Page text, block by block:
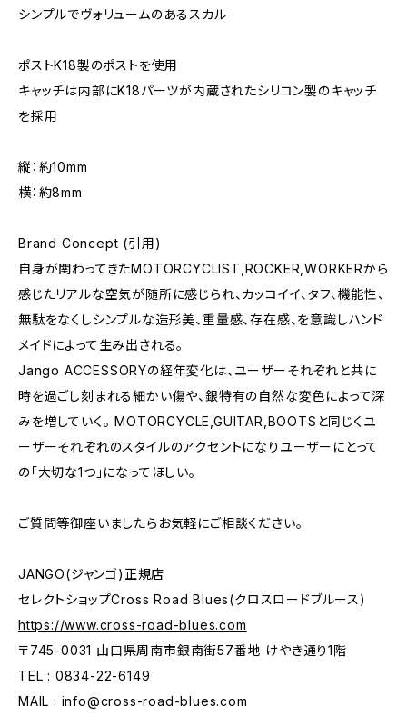
シンプルでヴォリュームのあるスカル
ポストK18製のポストを使用
キャッチは内部にK18パーツが内蔵されたシリコン製のキャッチ
を採用
縦：約10mm
横：約8mm
Brand Concept (引用)
自身が関わってきたMOTORCYCLIST,ROCKER,WORKERから
感じたリアルな空気が随所に感じられ、カッコイイ、タフ、機能性、
無駄をなくしシンプルな造形美、重量感、存在感、を意識しハンド
メイドによって生み出される。
Jango ACCESSORYの経年変化は、ユーザーそれぞれと共に
時を過ごし刻まれる細かい傷や、銀特有の自然な変色によって深
みを増していく。 MOTORCYCLE,GUITAR,BOOTSと同じくユ
ーザーそれぞれのスタイルのアクセントになりユーザーにとって
の「大切な1つ」になってほしい。
ご質問等御座いましたらお気軽にご相談ください。
JANGO(ジャンゴ)正規店
セレクトショップCross Road Blues(クロスロードブルース)
https://www.cross-road-blues.com
〒745-0031 山口県周南市銀南街57番地 けやき通り1階
TEL : 0834-22-6149
MAIL : info@cross-road-blues.com